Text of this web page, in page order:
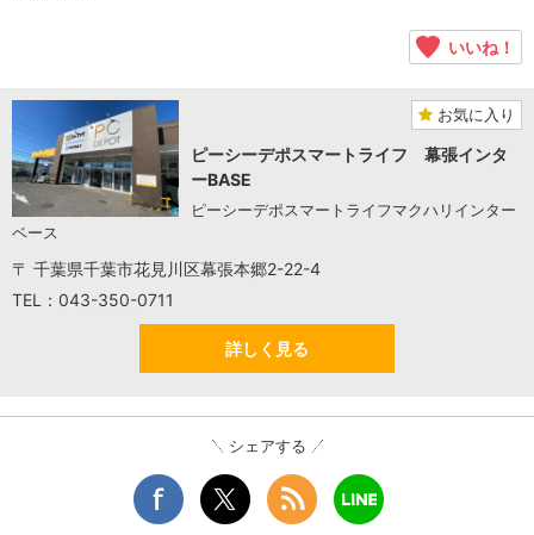
いいね！
お気に入り
ピーシーデポスマートライフ 幕張インタ
ーBASE
ピーシーデポスマートライフマクハリインター
ベース
〒 千葉県千葉市花見川区幕張本郷2-22-4
TEL：043-350-0711
詳しく見る
シェアする